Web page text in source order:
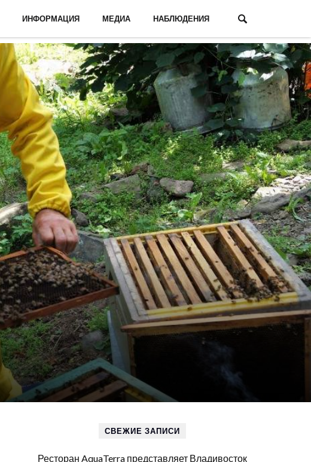
ИНФОРМАЦИЯ МЕДИА НАБЛЮДЕНИЯ
СВЕЖИЕ ЗАПИСИ
Ресторан AquaTerra представляет Владивосток